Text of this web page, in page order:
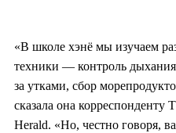
«В школе хэнё мы изучаем
техники — контроль
за утками, сбор
сказала она корреспонденту
Herald. «Но, честно говоря,